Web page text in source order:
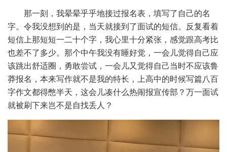
那一刻，我晕晕乎乎地接过报名表，填写了自己的名
字。令我没想到的是，当天就接到了面试的短信。反复看着
短信上那短短一二十个字，我心里十分紧张，感觉跟高考比
也差不了多少。那个中午我没有睡好觉，一会儿觉得自己应
该跳出舒适圈，勇敢尝试，一会儿又觉得自己当时不应该鲁
莽报名，本来写作就不是我的特长，上高中的时候写篇八百
字作文都得憋半天，这会儿凑什么热闹报宣传部？万一面试
就被刷下来岂不是自找丢人？